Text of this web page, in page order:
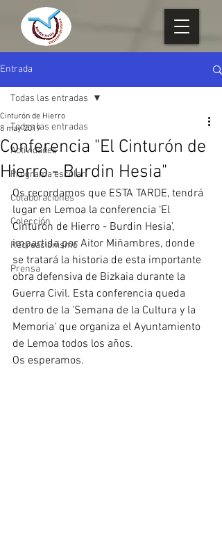
Entrada
Todas las entradas
Actividades
Programa escolar
Colaboraciones
Colección
Recreacionismo
Prensa
Todas las entradas
Conferencia "El Cinturón de
Hierro - Burdin Hesia"
Cinturón de Hierro
8 may 2019
Os recordamos que ESTA TARDE, tendrá
lugar en Lemoa la conferencia ‘El
Cinturón de Hierro - Burdin Hesia’,
impartida por Aitor Miñambres, donde
se tratará la historia de esta importante
obra defensiva de Bizkaia durante la
Guerra Civil. Esta conferencia queda
dentro de la 'Semana de la Cultura y la
Memoria' que organiza el Ayuntamiento
de Lemoa todos los años.
Os esperamos.